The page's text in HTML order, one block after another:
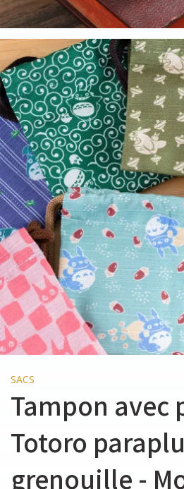
SACS
Tampon avec
Totoro
grenouille -